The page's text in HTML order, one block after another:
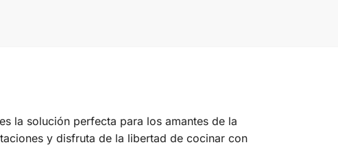
es la solución perfecta para los amantes de la
y disfruta de la libertad de cocinar con